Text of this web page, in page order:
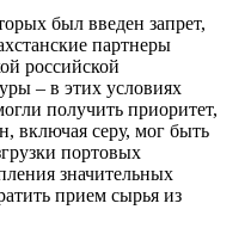
был введен запрет,
партнеры
российской
– в этих условиях
получить приоритет,
включая серу, мог быть
портовых
значительных
прием сырья из